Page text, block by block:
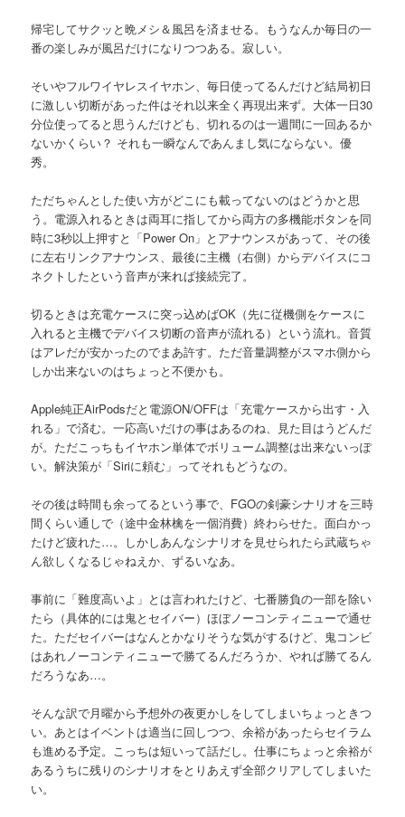
帰宅してサクッと晩メシ＆風呂を済ませる。もうなんか毎日の一
番の楽しみが風呂だけになりつつある。寂しい。
そいやフルワイヤレスイヤホン、毎日使ってるんだけど結局初日
に激しい切断があった件はそれ以来全く再現出来ず。大体一日30
分位使ってると思うんだけども、切れるのは一週間に一回あるか
ないかくらい？ それも一瞬なんであんまし気にならない。優
秀。
ただちゃんとした使い方がどこにも載ってないのはどうかと思
う。電源入れるときは両耳に指してから両方の多機能ボタンを同
時に3秒以上押すと「Power On」とアナウンスがあって、その後
に左右リンクアナウンス、最後に主機（右側）からデバイスにコ
ネクトしたという音声が来れば接続完了。
切るときは充電ケースに突っ込めばOK（先に従機側をケースに
入れると主機でデバイス切断の音声が流れる）という流れ。音質
はアレだが安かったのでまあ許す。ただ音量調整がスマホ側から
しか出来ないのはちょっと不便かも。
Apple純正AirPodsだと電源ON/OFFは「充電ケースから出す・入
れる」で済む。一応高いだけの事はあるのね、見た目はうどんだ
が。ただこっちもイヤホン単体でボリューム調整は出来ないっぽ
い。解決策が「Siriに頼む」ってそれもどうなの。
その後は時間も余ってるという事で、FGOの剣豪シナリオを三時
間くらい通しで（途中金林檎を一個消費）終わらせた。面白かっ
たけど疲れた…。しかしあんなシナリオを見せられたら武蔵ちゃ
ん欲しくなるじゃねえか、ずるいなあ。
事前に「難度高いよ」とは言われたけど、七番勝負の一部を除い
たら（具体的には鬼とセイバー）ほぼノーコンティニューで通せ
た。ただセイバーはなんとかなりそうな気がするけど、鬼コンビ
はあれノーコンティニューで勝てるんだろうか、やれば勝てるん
だろうなあ…。
そんな訳で月曜から予想外の夜更かしをしてしまいちょっときつ
い。あとはイベントは適当に回しつつ、余裕があったらセイラム
も進める予定。こっちは短いって話だし。仕事にちょっと余裕が
あるうちに残りのシナリオをとりあえず全部クリアしてしまいた
い。